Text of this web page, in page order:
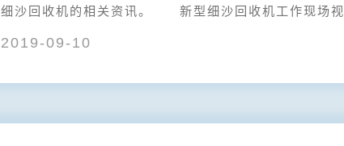
细沙回收机的相关资讯。 新型细沙回收机工作现场视
2019-09-10